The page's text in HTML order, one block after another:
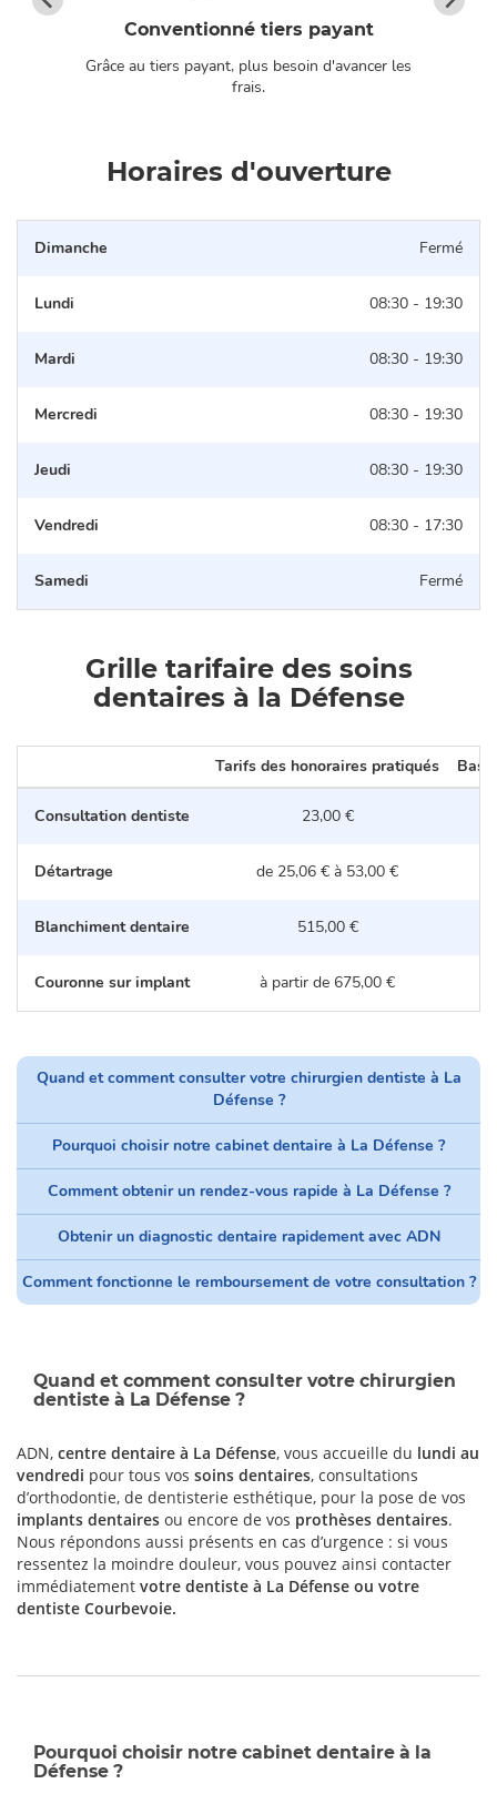
Conventionné tiers payant
Grâce au tiers payant, plus besoin d'avancer les
frais.
Horaires d'ouverture
Dimanche Fermé
Lundi 08:30 - 19:30
Mardi 08:30 - 19:30
Mercredi 08:30 - 19:30
Jeudi 08:30 - 19:30
Vendredi 08:30 - 17:30
Samedi Fermé
Grille tarifaire des soins
dentaires à la Défense
Tarifs des honoraires pratiqués
Consultation dentiste 23,00 €
Détartrage de 25,06 € à 53,00 €
Blanchiment dentaire 515,00 €
Couronne sur implant à partir de 675,00 €
Quand et comment consulter votre chirurgien dentiste à La
Défense ?
Pourquoi choisir notre cabinet dentaire à La Défense ?
Comment obtenir un rendez-vous rapide à La Défense ?
Obtenir un diagnostic dentaire rapidement avec ADN
Comment fonctionne le remboursement de votre consultation ?
Quand et comment consulter votre chirurgien
dentiste à La Défense ?
ADN, centre dentaire à La Défense, vous accueille du lundi au
vendredi pour tous vos soins dentaires, consultations
d’orthodontie, de dentisterie esthétique, pour la pose de vos
implants dentaires ou encore de vos prothèses dentaires.
Nous répondons aussi présents en cas d’urgence : si vous
ressentez la moindre douleur, vous pouvez ainsi contacter
immédiatement votre dentiste à La Défense ou votre
dentiste Courbevoie.
Pourquoi choisir notre cabinet dentaire à la
Défense ?